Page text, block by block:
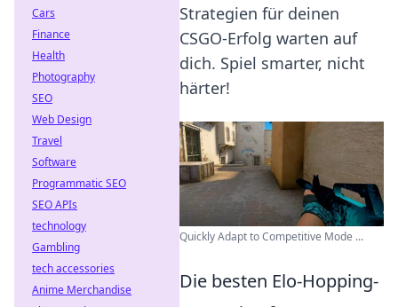
Strategien für deinen
CSGO-Erfolg warten auf
dich. Spiel smarter, nicht
härter!
Quickly Adapt to Competitive Mode ...
Die besten Elo-Hopping-
Cars
Finance
Health
Photography
SEO
Web Design
Travel
Software
Programmatic SEO
SEO APIs
technology
Gambling
tech accessories
Anime Merchandise